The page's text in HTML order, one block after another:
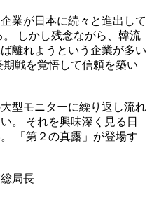
業が日本に続々と進出して
しかし残念ながら、韓流
離れようという企業が多い
戦を覚悟して信頼を築い
型モニターに繰り返し流れ
。 それを興味深く見る日
「第２の真露」が登場す
局長